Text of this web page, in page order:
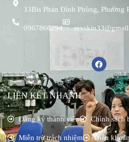
33Bis Phan Đình Phùng, Phường
0967866294
LIÊN KẾT NHANH
Đăng ký thành viên Chính sách
Miễn trừ trách nhiệm Điều